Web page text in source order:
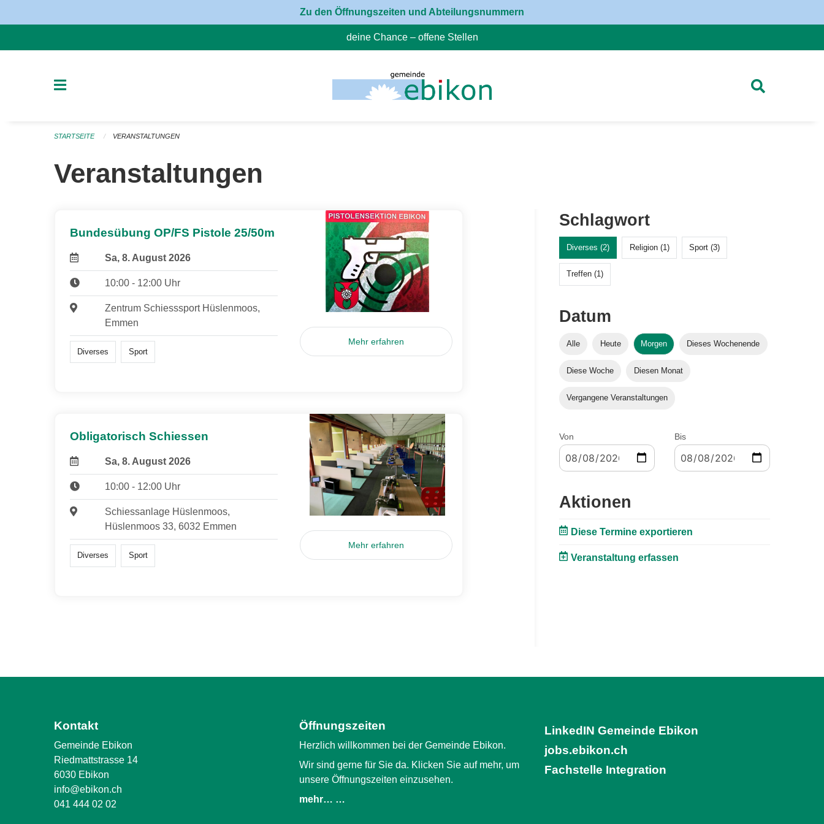
Zu den Öffnungszeiten und Abteilungsnummern
deine Chance – offene Stellen
STARTSEITE VERANSTALTUNGEN
Veranstaltungen
Bundesübung OP/FS Pistole 25/50m
Sa, 8. August 2026
10:00 - 12:00 Uhr
Zentrum Schiesssport Hüslenmoos,
Emmen
Diverses Sport
Mehr erfahren
Obligatorisch Schiessen
Sa, 8. August 2026
10:00 - 12:00 Uhr
Schiessanlage Hüslenmoos,
Hüslenmoos 33, 6032 Emmen
Diverses Sport
Mehr erfahren
Schlagwort
Diverses (2) Religion (1) Sport (3)
Treffen (1)
Datum
Alle Heute Morgen Dieses Wochenende
Diese Woche Diesen Monat
Vergangene Veranstaltungen
Von Bis
Aktionen
Diese Termine exportieren
Veranstaltung erfassen
Kontakt
Gemeinde Ebikon
Riedmattstrasse 14
6030 Ebikon
info@ebikon.ch
041 444 02 02
Öffnungszeiten
Herzlich willkommen bei der Gemeinde Ebikon.
Wir sind gerne für Sie da. Klicken Sie auf mehr, um
unsere Öffnungszeiten einzusehen.
mehr… …
LinkedIN Gemeinde Ebikon
jobs.ebikon.ch
Fachstelle Integration